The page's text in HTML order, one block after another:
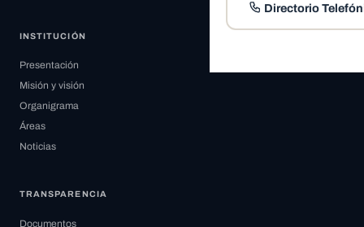
Directorio
INSTITUCIÓN
Presentación
Misión y visión
Organigrama
Áreas
Noticias
TRANSPARENCIA
Documentos